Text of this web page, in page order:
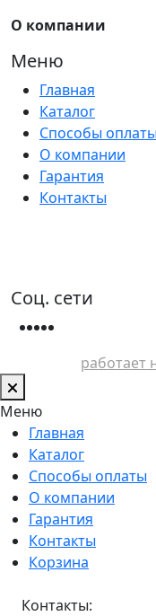
О компании
Меню
Главная
Каталог
Способы оплаты
О компании
Гарантия
Контакты
Соц. сети
работает
Меню
Главная
Каталог
Способы оплаты
О компании
Гарантия
Контакты
Корзина
Контакты: